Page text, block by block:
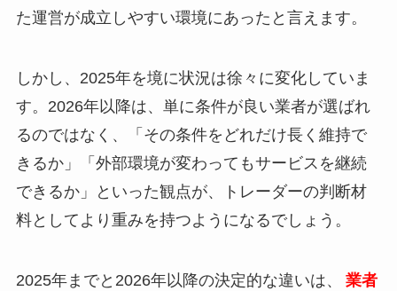
た運営が成立しやすい環境にあったと言えます。
しかし、2025年を境に状況は徐々に変化していま
す。2026年以降は、単に条件が良い業者が選ばれ
るのではなく、「その条件をどれだけ長く維持で
きるか」「外部環境が変わってもサービスを継続
できるか」といった観点が、トレーダーの判断材
料としてより重みを持つようになるでしょう。
2025年までと2026年以降の決定的な違いは、
業者